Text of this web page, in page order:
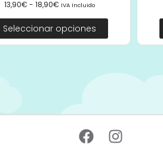
13,90€ - 18,90€ IVA Incluido
Seleccionar opciones